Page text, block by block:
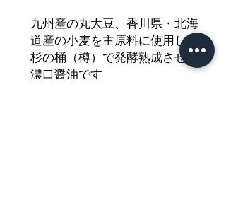
九州産の丸大豆、香川県・北海
道産の小麦を主原料に使用し
杉の桶（樽）で発酵熟成させた
濃口醤油です